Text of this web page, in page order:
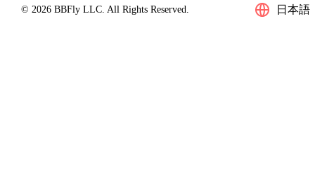
© 2026 BBFly LLC. All Rights Reserved. 日本語